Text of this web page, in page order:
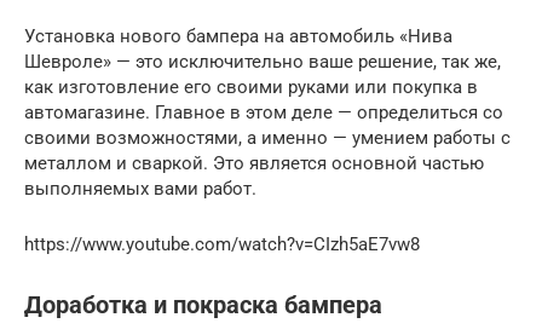
Установка нового бампера на автомобиль «Нива
Шевроле» — это исключительно ваше решение, так же,
как изготовление его своими руками или покупка в
автомагазине. Главное в этом деле — определиться со
своими возможностями, а именно — умением работы с
металлом и сваркой. Это является основной частью
выполняемых вами работ.
https://www.youtube.com/watch?v=CIzh5aE7vw8
Доработка и покраска бампера